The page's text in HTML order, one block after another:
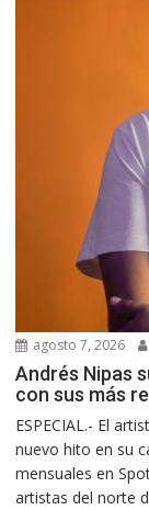
agosto 7, 2026
Andrés Nipas
con sus más
ESPECIAL.- El
nuevo hito en su
mensuales en
artistas del norte